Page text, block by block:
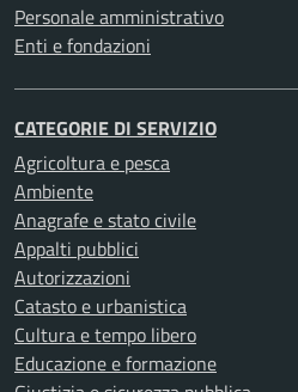
Personale amministrativo
Enti e fondazioni
CATEGORIE DI SERVIZIO
Agricoltura e pesca
Ambiente
Anagrafe e stato civile
Appalti pubblici
Autorizzazioni
Catasto e urbanistica
Cultura e tempo libero
Educazione e formazione